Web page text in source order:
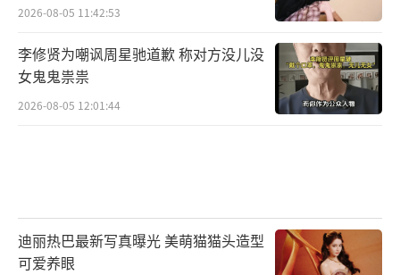
2026-08-05 11:42:53
李修贤为嘲讽周星驰道歉 称对方没儿没
女鬼鬼祟祟
2026-08-05 12:01:44
迪丽热巴最新写真曝光 美萌猫猫头造型
可爱养眼